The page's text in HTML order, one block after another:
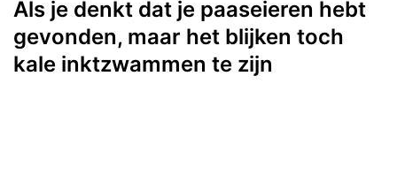
Als je denkt dat je paaseieren hebt
gevonden, maar het blijken toch
kale inktzwammen te zijn